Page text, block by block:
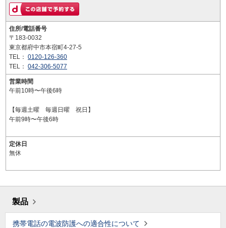
住所/電話番号
〒183-0032
東京都府中市本宿町4-27-5
TEL： 0120-126-360
TEL： 042-306-5077
営業時間
午前10時〜午後6時
【毎週土曜 毎週日曜 祝日】
午前9時〜午後6時
定休日
無休
製品
携帯電話の電波防護への適合性について